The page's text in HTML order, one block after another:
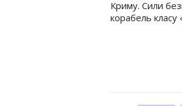
Криму. Сили
корабель